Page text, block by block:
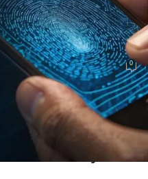
autenticação
No 4 de março de 2026 0
como
autenticação